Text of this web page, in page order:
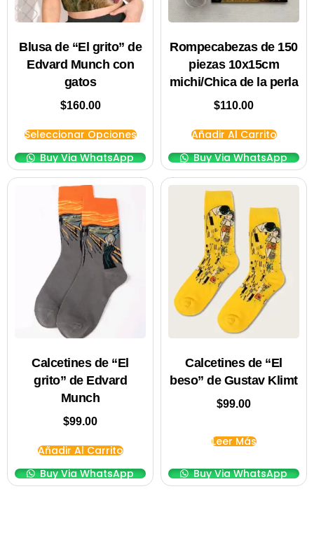
Blusa de “El grito” de
Edvard Munch con
gatos
$160.00
Seleccionar Opciones
Buy Via WhatsApp
Rompecabezas de 150
piezas 10x15cm
michi/Chica de la perla
$110.00
Añadir Al Carrito
Buy Via WhatsApp
Calcetines de “El
grito” de Edvard
Munch
$99.00
Añadir Al Carrito
Buy Via WhatsApp
Calcetines de “El
beso” de Gustav Klimt
$99.00
Leer Más
Buy Via WhatsApp